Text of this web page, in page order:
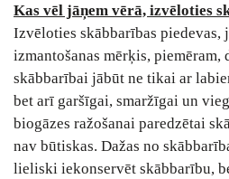
Kas vēl jāņem vērā, izvēloties
Izvēloties skābbarības piedevas,
izmantošanas mērķis,
skābbarībai jābūt ne tikai ar
bet arī garšīgai, smaržīgai un
biogāzes ražošanai paredzētai
nav būtiskas. Dažas no
lieliski iekonservēt skābbarību,